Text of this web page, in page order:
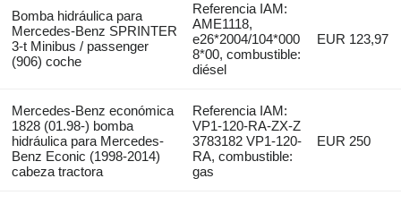
Bomba hidráulica para
Mercedes-Benz SPRINTER
3-t Minibus / passenger
(906) coche
Referencia IAM:
AME1118,
e26*2004/104*000
8*00, combustible:
diésel
EUR 123,97
Mercedes-Benz económica
1828 (01.98-) bomba
hidráulica para Mercedes-
Benz Econic (1998-2014)
cabeza tractora
Referencia IAM:
VP1-120-RA-ZX-Z
3783182 VP1-120-
RA, combustible:
gas
EUR 250